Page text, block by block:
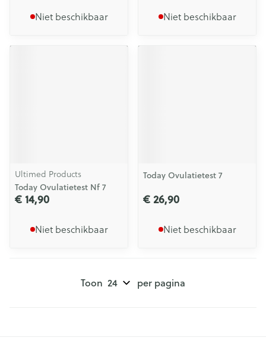
Niet beschikbaar Niet beschikbaar
Ultimed Products
Today Ovulatietest Nf 7
€ 14,90
Niet beschikbaar
Today Ovulatietest 7
€ 26,90
Niet beschikbaar
Toon per pagina